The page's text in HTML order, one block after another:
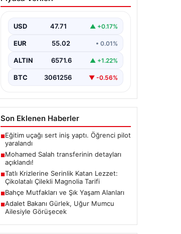
transferinin detayları
USD 47.71 ▲ +0.17%
EUR 55.02 • 0.01%
ALTIN 6571.6 ▲ +1.22%
BTC 3061256 ▼ -0.56%
Son Eklenen Haberler
■Eğitim uçağı sert iniş yaptı. Öğrenci pilot
yaralandı
■Mohamed Salah transferinin detayları
açıklandı!
■Tatlı Krizlerine Serinlik Katan Lezzet:
Çikolatalı Çilekli Magnolia Tarifi
■Bahçe Mutfakları ve Şık Yaşam Alanları
■Adalet Bakanı Gürlek, Uğur Mumcu
Ailesiyle Görüşecek